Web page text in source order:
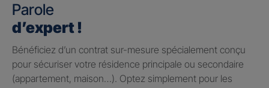
Parole
d’expert !
Bénéficiez d’un contrat sur-mesure spécialement conçu
pour sécuriser votre résidence principale ou secondaire
(appartement, maison…). Optez simplement pour les